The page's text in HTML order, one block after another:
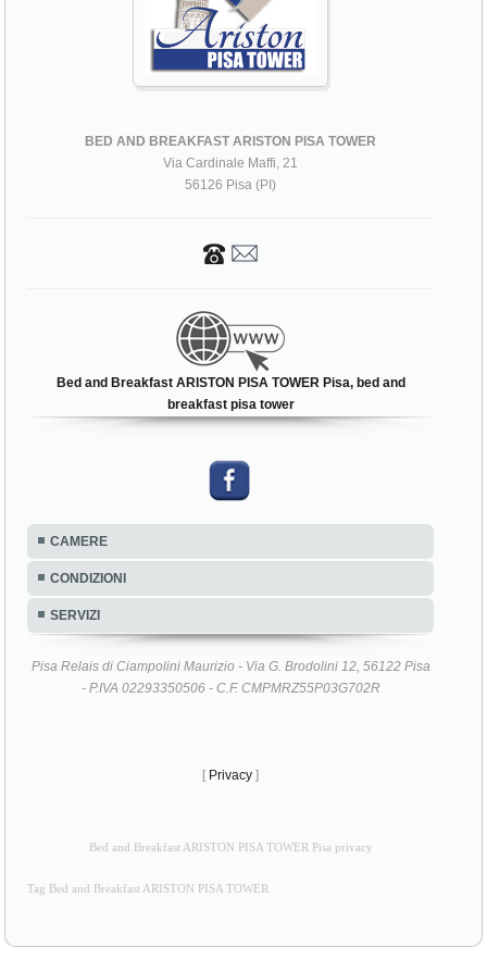
BED AND BREAKFAST ARISTON PISA TOWER
Via Cardinale Maffi, 21
56126 Pisa (PI)
Bed and Breakfast ARISTON PISA TOWER Pisa, bed and
breakfast pisa tower
CAMERE
CONDIZIONI
SERVIZI
Pisa Relais di Ciampolini Maurizio - Via G. Brodolini 12, 56122 Pisa
- P.IVA 02293350506 - C.F. CMPMRZ55P03G702R
[ Privacy ]
Bed and Breakfast ARISTON PISA TOWER Pisa privacy
Tag Bed and Breakfast ARISTON PISA TOWER